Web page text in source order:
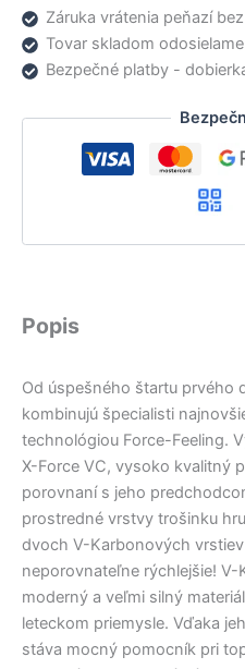
Záruka vrátenia peňazí
Tovar skladom
Bezpečné platby -
Popis
Od úspešného štartu prvého
kombinujú špecialisti
technológiou Force-Feeling.
X-Force VC, vysoko kvalitný
porovnaní s jeho
prostredné vrstvy trošinku
dvoch V-Karbonových
neporovnateľne rýchlejšie!
moderný a veľmi silný
leteckom priemysle. Vďaka
stáva mocný pomocník pri